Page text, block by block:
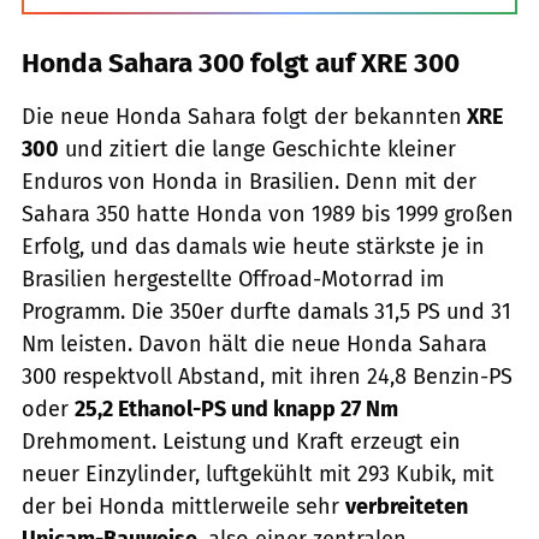
Honda Sahara 300 folgt auf XRE 300
Die neue Honda Sahara folgt der bekannten XRE
300 und zitiert die lange Geschichte kleiner
Enduros von Honda in Brasilien. Denn mit der
Sahara 350 hatte Honda von 1989 bis 1999 großen
Erfolg, und das damals wie heute stärkste je in
Brasilien hergestellte Offroad-Motorrad im
Programm. Die 350er durfte damals 31,5 PS und 31
Nm leisten. Davon hält die neue Honda Sahara
300 respektvoll Abstand, mit ihren 24,8 Benzin-PS
oder 25,2 Ethanol-PS und knapp 27 Nm
Drehmoment. Leistung und Kraft erzeugt ein
neuer Einzylinder, luftgekühlt mit 293 Kubik, mit
der bei Honda mittlerweile sehr verbreiteten